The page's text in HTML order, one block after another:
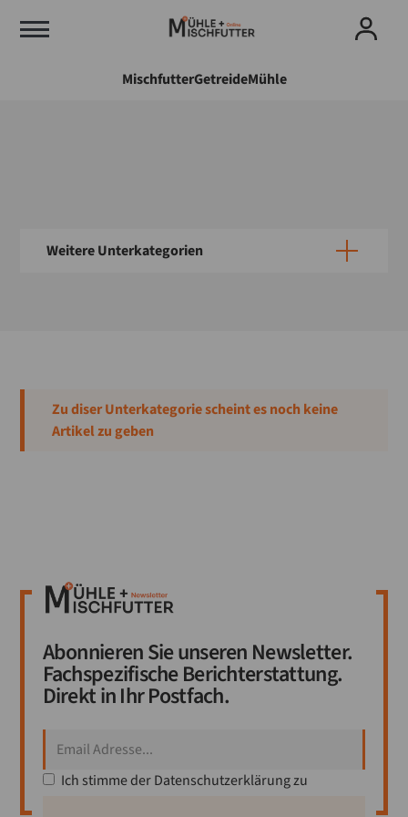
MischfutterGetreideMühle
Weitere Unterkategorien
Vermahlung
Stärkeproduzenten
Tagung
Stärke
Schädlingsbekämpfung
Zu diser Unterkategorie scheint es noch keine
Artikel zu geben
Abonnieren Sie unseren Newsletter.
Fachspezifische Berichterstattung.
Direkt in Ihr Postfach.
Ich stimme derDatenschutzerklärungzu